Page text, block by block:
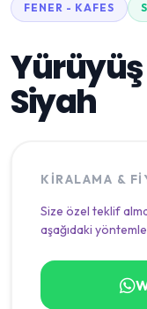
FENER - KAFES
Yürüyüş
Siyah
KIRALAMA &
Size özel teklif
aşağıdaki